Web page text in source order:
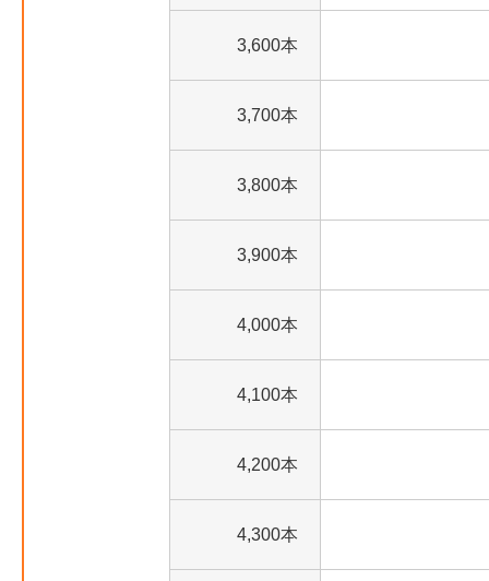
3,600本
3,700本
3,800本
3,900本
4,000本
4,100本
4,200本
4,300本